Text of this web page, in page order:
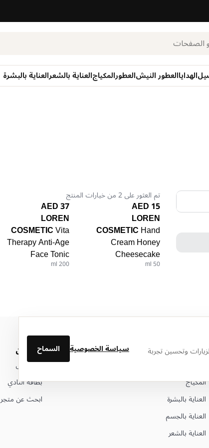
الهداياالعطور النيشالعطورالمكياجالعناية بالشعرالعناية بالبشرة
تم العثور على 2 من خيارات المنتج
15 AED
LOREN
COSMETICHand
Cream Honey
Cheesecake
50 ml
37 AED
LOREN
COSMETICVita
Therapy Anti-Age
Face Tonic
200 ml
وتحسين تجربة
سياسة الخصوصية السماح أهم الفئات
المكياج
العناية بالبشرة
العناية بالجسم
العناية بالشعر
من نحن
عن ليتوال
بطاقة النادي
ابحث عن متجر